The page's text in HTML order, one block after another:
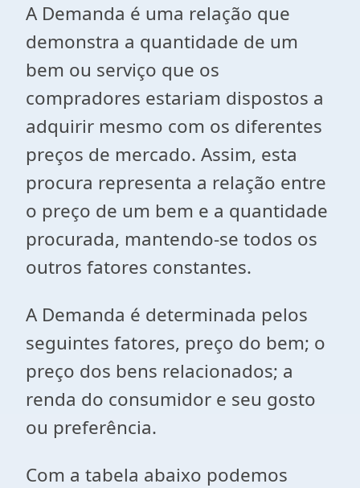
A Demanda é uma relação que
demonstra a quantidade de um
bem ou serviço que os
compradores estariam dispostos a
adquirir mesmo com os diferentes
preços de mercado. Assim, esta
procura representa a relação entre
o preço de um bem e a quantidade
procurada, mantendo-se todos os
outros fatores constantes.
A Demanda é determinada pelos
seguintes fatores, preço do bem; o
preço dos bens relacionados; a
renda do consumidor e seu gosto
ou preferência.
Com a tabela abaixo podemos